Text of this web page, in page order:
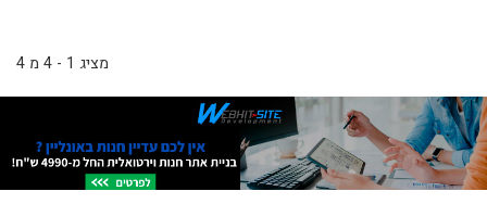
מציג 1 - 4 מ 4